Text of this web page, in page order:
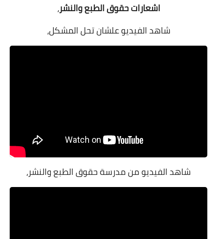
اشعارات حقوق الطبع والنشر،
شاهد الفيديو علشان تحل المشكل،
شاهد الفيديو من مدرسة حقوق الطبع والنشر،